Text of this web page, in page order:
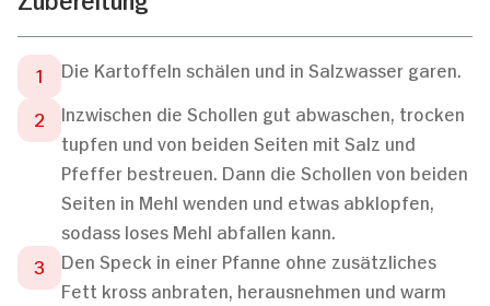
Die Kartoffeln schälen und in Salzwasser garen.
Inzwischen die Schollen gut abwaschen, trocken
tupfen und von beiden Seiten mit Salz und
Pfeffer bestreuen. Dann die Schollen von beiden
Seiten in Mehl wenden und etwas abklopfen,
sodass loses Mehl abfallen kann.
Den Speck in einer Pfanne ohne zusätzliches
Fett kross anbraten, herausnehmen und warm